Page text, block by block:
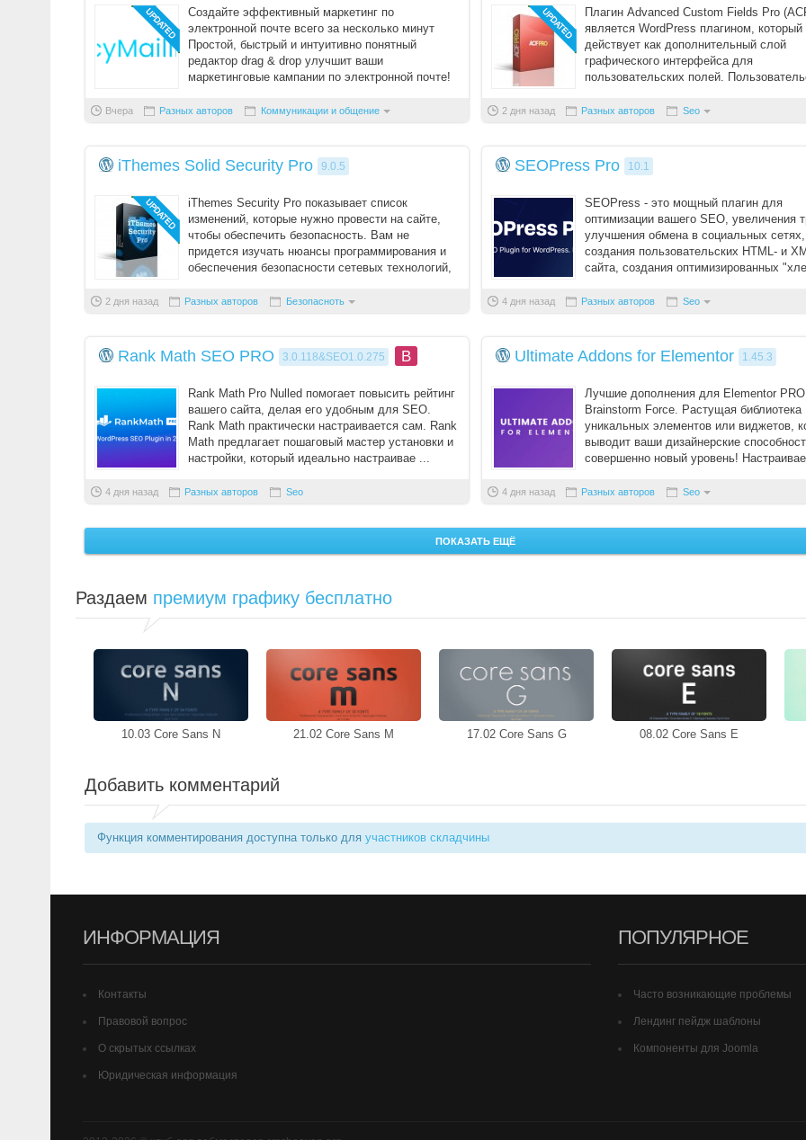
Создайте эффективный маркетинг по
электронной почте всего за несколько минут​
Простой, быстрый и интуитивно понятный
редактор drag & drop улучшит ваши
маркетинговые кампании по электронной почте!
Вчера Разных авторов Коммуникации и общение
Плагин Advanced Custom Fields Pro
является WordPress плагином, который
действует как дополнительный слой
графического интерфейса для
пользовательских полей.
2 дня назад Разных авторов Seo
iThemes Solid Security Pro 9.0.5
iThemes Security Pro показывает список
изменений, которые нужно провести на сайте,
чтобы обеспечить безопасность. Вам не
придется изучать нюансы программирования и
обеспечения безопасности сетевых технологий,
2 дня назад Разных авторов Безопасноть
SEOPress Pro 10.1
SEOPress - это мощный плагин для
оптимизации вашего SEO, увеличения
улучшения обмена в социальных сетях,
создания пользовательских HTML- и
сайта, создания оптимизированных
4 дня назад Разных авторов Seo
Rank Math SEO PRO 3.0.118&SEO1.0.275 B
Rank Math Pro Nulled помогает повысить рейтинг
вашего сайта, делая его удобным для SEO.
Rank Math практически настраивается сам. Rank
Math предлагает пошаговый мастер установки и
настройки, который идеально настраивае ...
4 дня назад Разных авторов Seo
Ultimate Addons for Elementor 1.45.3
Лучшие дополнения для Elementor
Brainstorm Force. Растущая библиотека
уникальных элементов или виджетов,
выводит ваши дизайнерские
совершенно новый уровень!
4 дня назад Разных авторов Seo
ПОКАЗАТЬ ЕЩЁ
Раздаем премиум графику бесплатно
10.03 Core Sans N 21.02 Core Sans M 17.02 Core Sans G 08.02 Core Sans E
Добавить комментарий
Функция комментирования доступна только для участников складчины
ИНФОРМАЦИЯ
Контакты
Правовой вопрос
О скрытых ссылках
Юридическая информация
ПОПУЛЯРНОЕ
Часто возникающие проблемы
Лендинг пейдж шаблоны
Компоненты для Joomla
Забыли пароль?
Забыли логин?